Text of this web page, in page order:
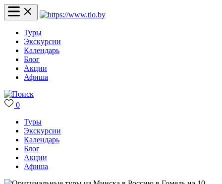
Туры
Экскурсии
Календарь
Блог
Акции
Афиша
0
Туры
Экскурсии
Календарь
Блог
Акции
Афиша